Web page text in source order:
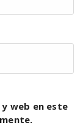
web en este